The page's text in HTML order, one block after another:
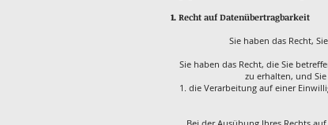
Recht auf Datenübertragbarkeit
Sie haben das Recht,
Sie haben das Recht, die Sie
zu erhalten, und
die Verarbeitung auf einer